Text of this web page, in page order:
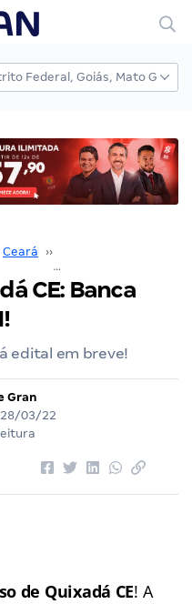
Ceará ››
CE: Banca
edital em breve!
Gran
28/03/22
de Quixadá CE! A